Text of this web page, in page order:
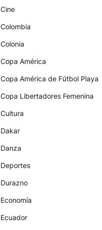
Cine
Colombia
Colonia
Copa América
Copa América de Fútbol Playa
Copa Libertadores Femenina
Cultura
Dakar
Danza
Deportes
Durazno
Economía
Ecuador